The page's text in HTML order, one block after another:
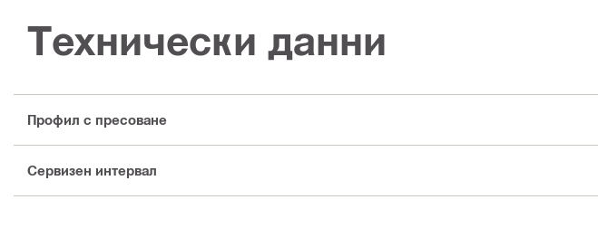
Технически данни
Профил с пресоване
Сервизен интервал